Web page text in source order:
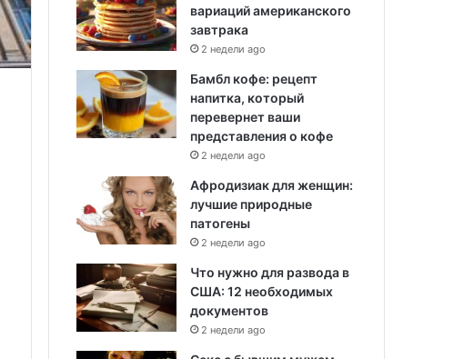
вариаций американского
завтрака
2 недели ago
Бамбл кофе: рецепт
напитка, который
перевернет ваши
представления о кофе
2 недели ago
Афродизиак для женщин:
лучшие природные
патогены
2 недели ago
Что нужно для развода в
США: 12 необходимых
документов
2 недели ago